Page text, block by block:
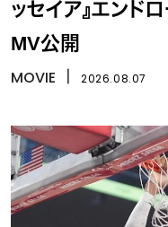
ッセイア』エンド
MV公開
MOVIE 2026.08.07